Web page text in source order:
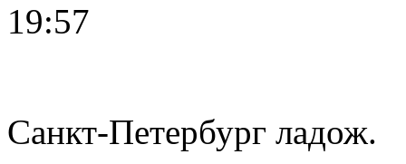
19:57
Санкт-Петербург ладож.